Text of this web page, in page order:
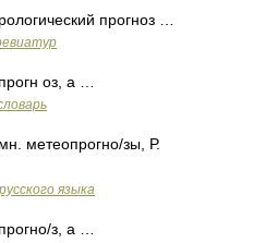
прогноз …
оз, а …
метеопрогно/зы, Р.
языка
з, а …